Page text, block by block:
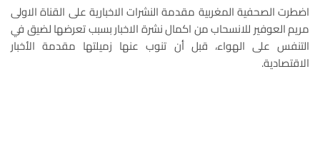
اضطرت الصحفية المغربية مقدمة النشرات الاخبارية على القناة الاولى
مريم العوفير للانسحاب من اكمال نشرة الاخبار بسبب تعرضها لضيق في
التنفس على الهواء، قبل أن تنوب عنها زميلتها مقدمة الأخبار
الاقتصادية.